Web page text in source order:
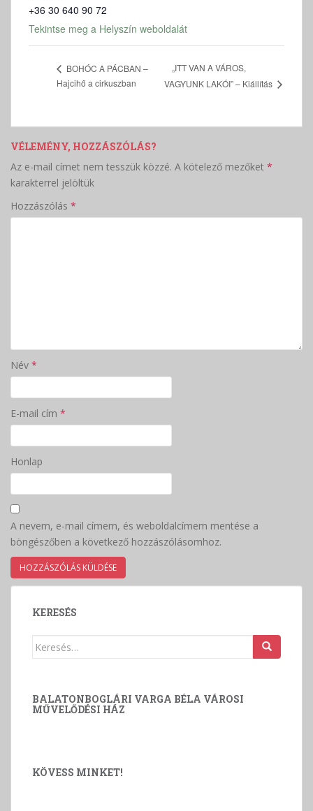
+36 30 640 90 72
Tekintse meg a Helyszín weboldalát
BOHÓC A PÁCBAN –
Hajcihő a cirkuszban
„ITT VAN A VÁROS,
VAGYUNK LAKÓI” – Kiállítás
VÉLEMÉNY, HOZZÁSZÓLÁS?
Az e-mail címet nem tesszük közzé. A kötelező mezőket *
karakterrel jelöltük
Hozzászólás *
Név *
E-mail cím *
Honlap
A nevem, e-mail címem, és weboldalcímem mentése a
böngészőben a következő hozzászólásomhoz.
KERESÉS
Keresés:
BALATONBOGLÁRI VARGA BÉLA VÁROSI
MŰVELŐDÉSI HÁZ
KÖVESS MINKET!